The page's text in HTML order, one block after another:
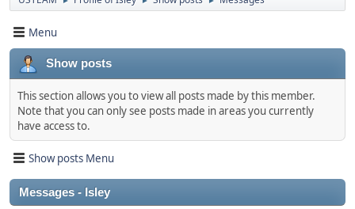
Menu
Show posts
This section allows you to view all posts made by this member.
Note that you can only see posts made in areas you currently
have access to.
Show posts Menu
Messages - Isley